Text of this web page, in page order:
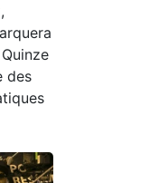
des